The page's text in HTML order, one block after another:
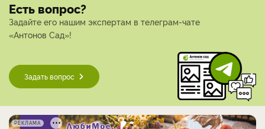
Есть вопрос?
Задайте его нашим экспертам в телеграм-чате
«Антонов Сад»!
Задать вопрос
РЕКЛАМА